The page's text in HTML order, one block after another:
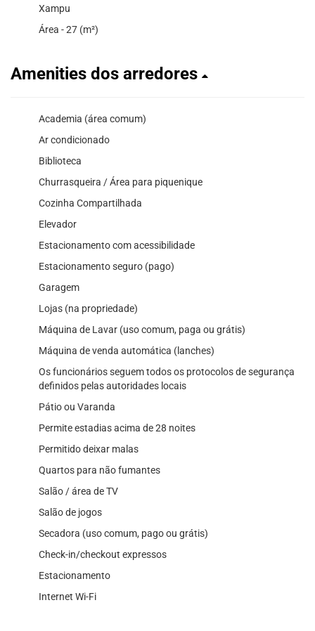
Xampu
Área - 27 (m²)
Amenities dos arredores
Academia (área comum)
Ar condicionado
Biblioteca
Churrasqueira / Área para piquenique
Cozinha Compartilhada
Elevador
Estacionamento com acessibilidade
Estacionamento seguro (pago)
Garagem
Lojas (na propriedade)
Máquina de Lavar (uso comum, paga ou grátis)
Máquina de venda automática (lanches)
Os funcionários seguem todos os protocolos de segurança
definidos pelas autoridades locais
Pátio ou Varanda
Permite estadias acima de 28 noites
Permitido deixar malas
Quartos para não fumantes
Salão / área de TV
Salão de jogos
Secadora (uso comum, pago ou grátis)
Check-in/checkout expressos
Estacionamento
Internet Wi-Fi